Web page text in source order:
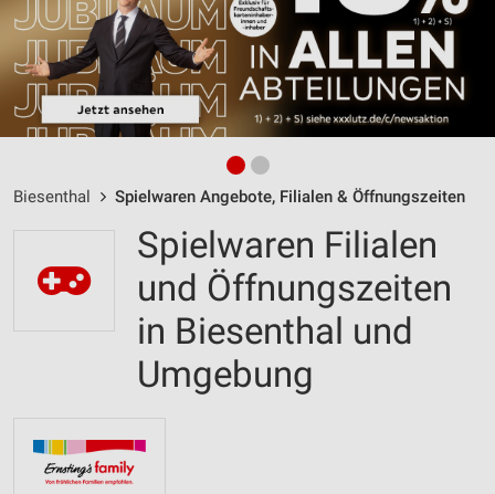
Biesenthal Spielwaren Angebote, Filialen & Öffnungszeiten
Spielwaren Filialen
und Öffnungszeiten
in Biesenthal und
Umgebung